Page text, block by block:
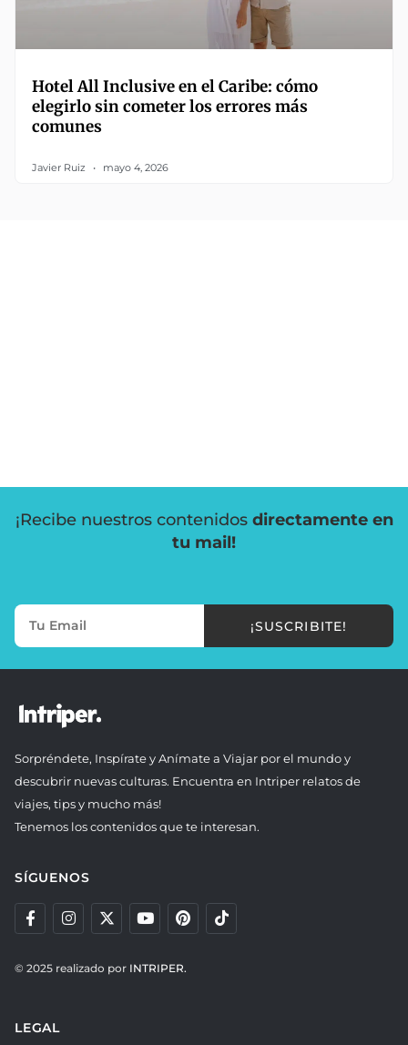
Hotel All Inclusive en el Caribe: cómo
elegirlo sin cometer los errores más
comunes
Javier Ruiz mayo 4, 2026
¡Recibe nuestros contenidos directamente en
tu mail!
¡SUSCRIBITE!
Sorpréndete, Inspírate y Anímate a Viajar por el mundo y
descubrir nuevas culturas. Encuentra en Intriper relatos de
viajes, tips y mucho más!
Tenemos los contenidos que te interesan.
SÍGUENOS
© 2025 realizado por INTRIPER.
LEGAL